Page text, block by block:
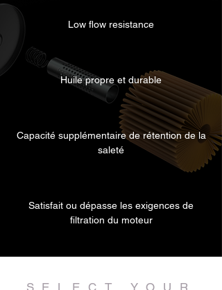
Low flow resistance
Huile propre et durable
Capacité supplémentaire de rétention de la
saleté
Satisfait ou dépasse les exigences de
filtration du moteur
SELECT YOUR